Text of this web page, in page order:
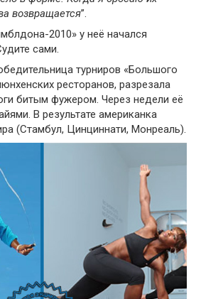
возвращается”.
2010» у неё начался
сами.
турниров «Большого
ресторанов, разрезала
битым фужером. Через недели её
В результате американка
(Стамбул, Цинциннати, Монреаль).